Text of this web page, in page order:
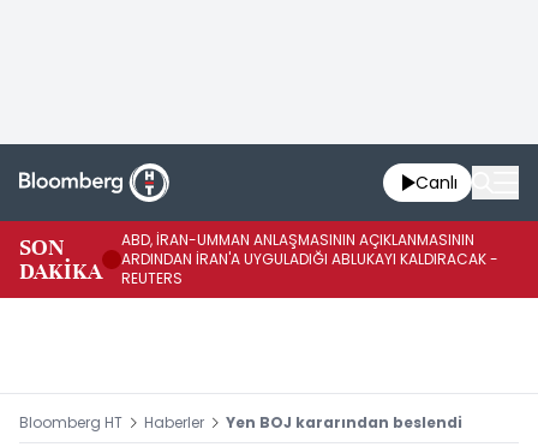
Canlı
SON
DAKİKA
ABD, İRAN-UMMAN ANLAŞMASININ AÇIKLANMASININ
ARDINDAN İRAN'A UYGULADIĞI ABLUKAYI KALDIRACAK -
REUTERS
Bloomberg HT Haberler Yen BOJ kararından beslendi